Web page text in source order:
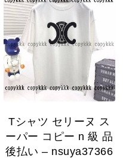
Tシャツ セリーヌ ス
ーパー コピー n 級 品
後払い – nsuya37366